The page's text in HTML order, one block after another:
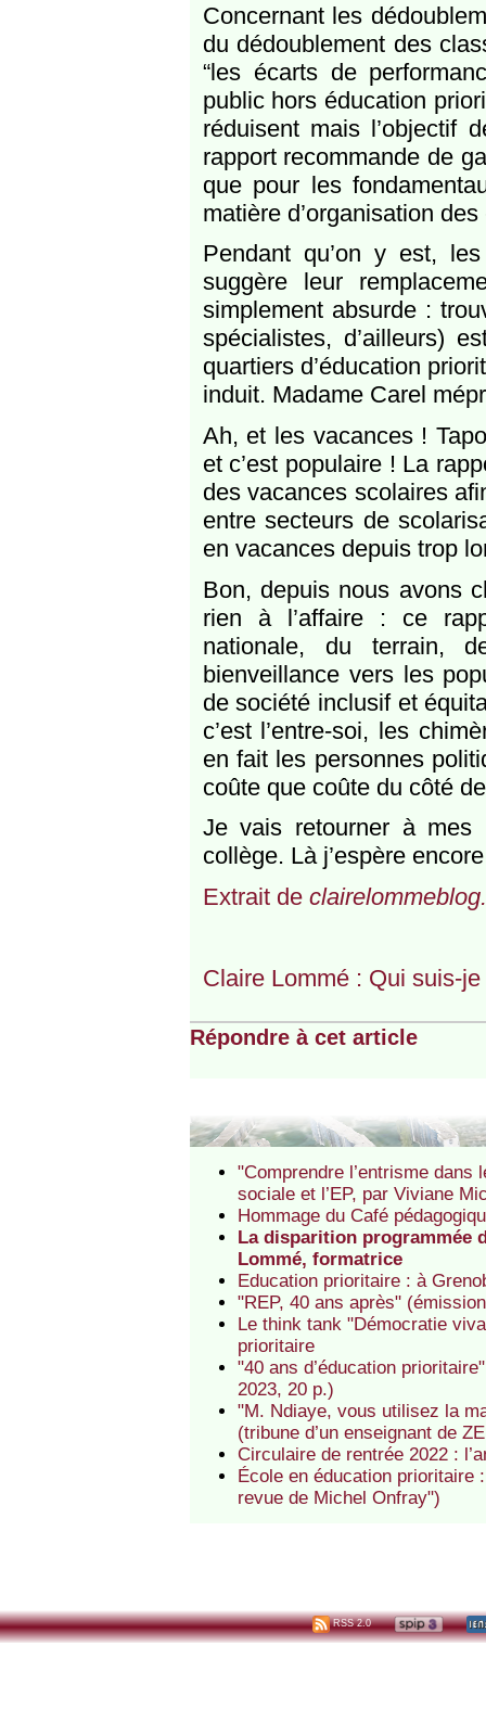
Concernant les
du dédoublement des
“les écarts de
public hors éducation
réduisent mais l’objectif
rapport recommande de
que pour les
matière d’organisation
Pendant qu’on y est,
suggère leur
simplement absurde :
spécialistes, d’ailleurs)
quartiers d’éducation
induit. Madame Carel
Ah, et les vacances !
et c’est populaire ! La
des vacances scolaires
entre secteurs de
en vacances depuis trop
Bon, depuis nous avons
rien à l’affaire : ce
nationale, du terrain,
bienveillance vers les
de société inclusif et
c’est l’entre-soi, les
en fait les personnes
coûte que coûte du côté
Je vais retourner à mes
collège. Là j’espère
Extrait de
Claire Lommé : Qui suis-je
Répondre à cet article
"Comprendre l’entrisme
sociale et l’EP, par Viviane
Hommage du Café
La disparition programmée
Lommé, formatrice
Education prioritaire : à
"REP, 40 ans après"
Le think tank "Démocratie
prioritaire
"40 ans d’éducation
2023, 20 p.)
"M. Ndiaye, vous utilisez la
(tribune d’un enseignant de
Circulaire de rentrée 2022 :
École en éducation prioritaire
revue de Michel Onfray")
RSS 2.0